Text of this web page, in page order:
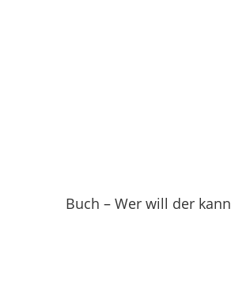
Buch – Wer will der kann